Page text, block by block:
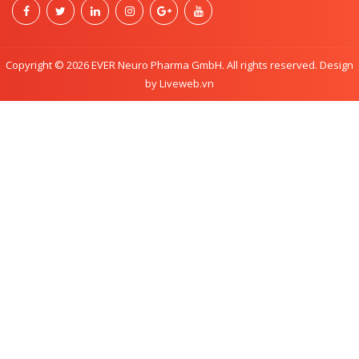
Copyright © 2026 EVER Neuro Pharma GmbH. All rights reserved. Design
by Liveweb.vn